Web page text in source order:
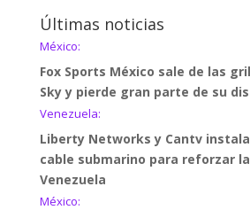
Últimas noticias
México:
Fox Sports México sale de las
Sky y pierde gran parte de su
Venezuela:
Liberty Networks y Cantv
cable submarino para reforzar
Venezuela
México: